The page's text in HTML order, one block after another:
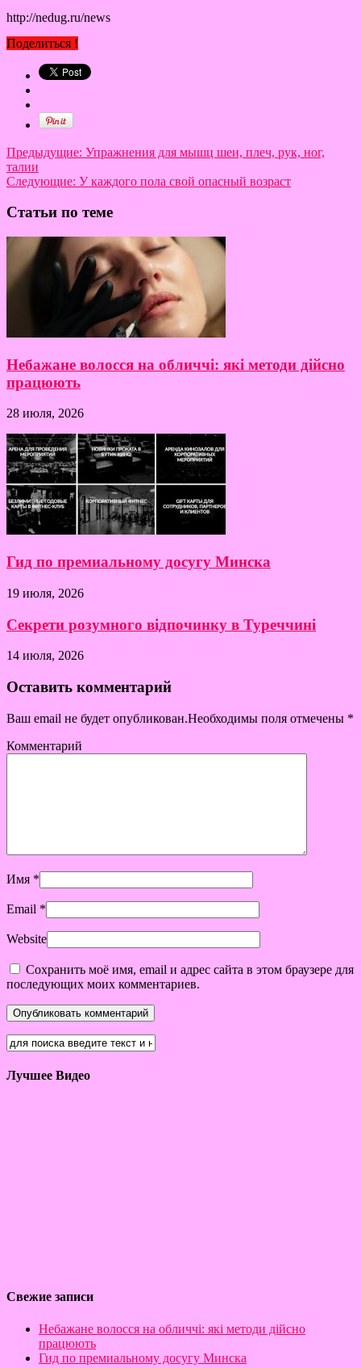
http://nedug.ru/news
Поделиться !
Предыдущие: Упражнения для мышц шеи, плеч, рук, ног,
талии
Следующие: У каждого пола свой опасный возраст
Статьи по теме
Небажане волосся на обличчі: які методи дійсно
працюють
28 июля, 2026
Гид по премиальному досугу Минска
19 июля, 2026
Секрети розумного відпочинку в Туреччині
14 июля, 2026
Оставить комментарий
Ваш email не будет опубликован.Необходимы поля отмечены *
Комментарий
Имя *
Email *
Website
Сохранить моё имя, email и адрес сайта в этом браузере для
последующих моих комментариев.
Лучшее Видео
Свежие записи
Небажане волосся на обличчі: які методи дійсно
працюють
Гид по премиальному досугу Минска